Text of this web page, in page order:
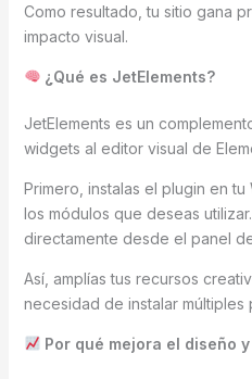
Como resultado, tu sitio gana
impacto visual.
¿Qué es JetElements?
JetElements es un
widgets al editor visual de
Primero, instalas el plugin en
los módulos que deseas
directamente desde el panel
Así, amplías tus recursos
necesidad de instalar múltiples
Por qué mejora el diseño